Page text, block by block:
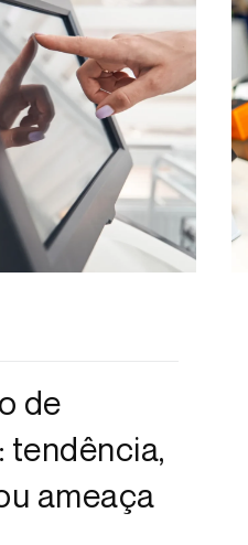
de
tendência,
ameaça